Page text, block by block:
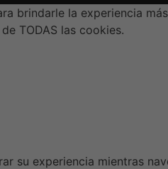
brindarle la experiencia
TODAS las cookies.
su experiencia mientras